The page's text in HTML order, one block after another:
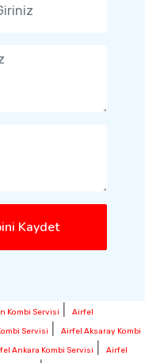
Kaydet
Kombi Servisi
Airfel
Servisi
Airfel Aksaray Kombi
Ankara Kombi Servisi
Airfel